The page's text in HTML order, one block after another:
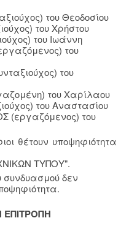
του Θεοδοσίου
του Χρήστου
του Ιωάννη
του
του
του Χαρίλαου
του Αναστασίου
(εργαζόμενος) του
θέτουν υποψηφιότητα
ΤΥΠΟΥ".
δεν
ΕΠΙΤΡΟΠΗ